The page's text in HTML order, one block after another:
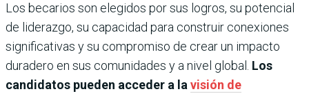
Los becarios son elegidos por sus logros, su potencial
de liderazgo, su capacidad para construir conexiones
significativas y su compromiso de crear un impacto
duradero en sus comunidades y a nivel global. Los
candidatos pueden acceder a la visión de